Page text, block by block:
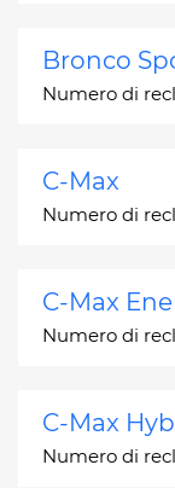
Bronco
Numero di
C-Max
Numero di
C-Max
Numero di
C-Max
Numero di